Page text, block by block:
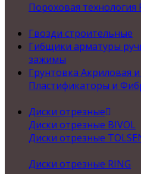
Пороховая технология
Гвозди строительные
Гибщики арматуры
зажимы
Грунтовка Акриловая
Пластификаторы и
Диски отрезные
Диски отрезные BIVOL
Диски отрезные
Диски отрезные RING